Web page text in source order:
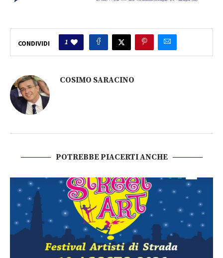
CONDIVIDI 1
COSIMO SARACINO
POTREBBE PIACERTI ANCHE